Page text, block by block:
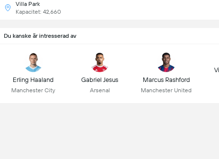
Villa Park
Kapacitet: 42,660
Du kanske är intresserad av
Erling Haaland
Manchester City
Gabriel Jesus
Arsenal
Marcus Rashford
Manchester United